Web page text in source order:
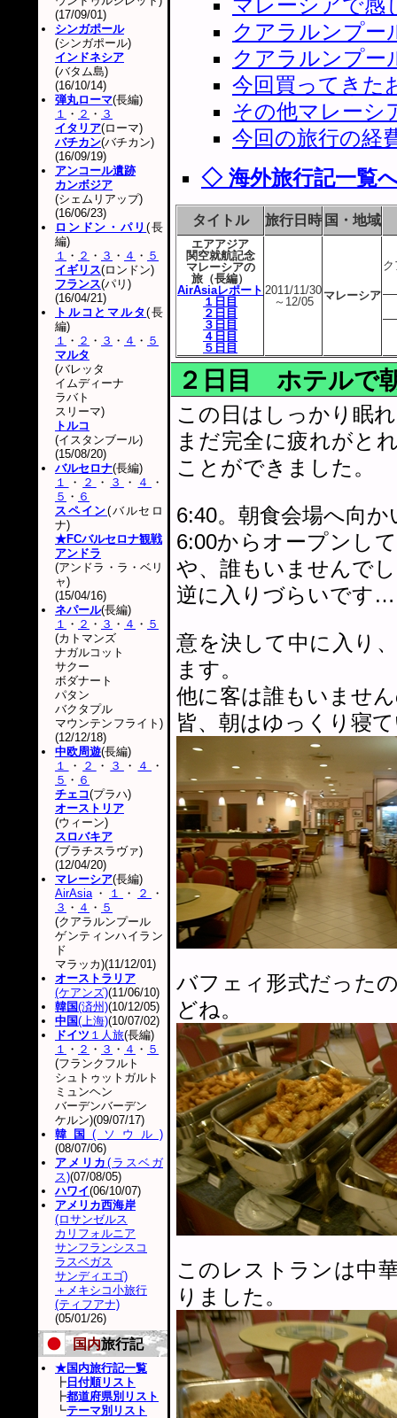
マレーシアで感
クアラルンプー
クアラルンプー
今回買ってきた
その他マレーシ
今回の旅行の経
◇ 海外旅行記一覧
タイトル 旅行日時 国・地域
エアアジア
関空就航記念
マレーシアの
旅（長編）
AirAsiaレポート
１日目
２日目
３日目
４日目
５日目
2011/11/30
～12/05
マレーシア
２日目 ホテルで
この日はしっかり眠
まだ完全に疲れがと
ことができました。
6:40。朝食会場へ向か
6:00からオープンし
や、誰もいませんで
逆に入りづらいです
意を決して中に入り
ます。
他に客は誰もいませ
皆、朝はゆっくり寝
バフェィ形式だった
どね。
このレストランは中
りました。
(17/09/01)
シンガポール
(シンガポール)
インドネシア
(バタム島)
(16/10/14)
弾丸ローマ(長編)
１ ・ ２ ・ ３
イタリア(ローマ)
バチカン(バチカン)
(16/09/19)
アンコール遺跡
カンボジア
(シェムリアップ)
(16/06/23)
ロンドン・パリ(長
編)
１ ・ ２ ・ ３ ・ ４ ・ ５
イギリス(ロンドン)
フランス(パリ)
(16/04/21)
トルコとマルタ(長
編)
１ ・ ２ ・ ３ ・ ４ ・ ５
マルタ
(バレッタ
イムディーナ
ラバト
スリーマ)
トルコ
(イスタンブール)
(15/08/20)
バルセロナ(長編)
１
・ ２ ・ ３ ・ ４
・
５ ・ ６
スペイン(バルセロ
ナ)
★FCバルセロナ観戦
アンドラ
(アンドラ・ラ・ベリ
ャ)
(15/04/16)
ネパール(長編)
１ ・ ２ ・ ３ ・ ４ ・ ５
(カトマンズ
ナガルコット
サクー
ボダナート
パタン
バクタプル
マウンテンフライト)
(12/12/18)
中欧周遊(長編)
１
・ ２ ・ ３ ・ ４
・
５ ・ ６
チェコ(プラハ)
オーストリア
(ウィーン)
スロバキア
(ブラチスラヴァ)
(12/04/20)
マレーシア(長編)
AirAsia・ １ ・ ２
・
３ ・ ４ ・ ５
(クアラルンプール
ゲンティンハイラン
ド
マラッカ)(11/12/01)
オーストラリア
(ケアンズ)(11/06/10)
韓国(済州)(10/12/05)
中国(上海)(10/07/02)
ドイツ １人旅(長編)
１ ・ ２ ・ ３ ・ ４ ・ ５
(フランクフルト
シュトゥットガルト
ミュンヘン
バーデンバーデン
ケルン)(09/07/17)
韓国(ソウル)
(08/07/06)
アメリカ (ラスベガ
ス)(07/08/05)
ハワイ(06/10/07)
アメリカ西海岸
(ロサンゼルス
カリフォルニア
サンフランシスコ
ラスベガス
サンディエゴ)
＋メキシコ小旅行
(ティフアナ)
(05/01/26)
国内旅行記
★国内旅行記一覧
┣ 日付順リスト
┣都道府県別リスト
┗テーマ別リスト